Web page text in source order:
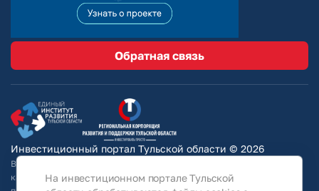
Обратная связь
Инвестиционный портал Тульской области © 2026
Вся информация на сайте носит ознакомительный характер и ни при
каких условиях не является публичной офертой, определяемой
На инвестиционном портале Тульской